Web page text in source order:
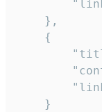
    },
    {
    }